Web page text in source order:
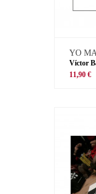
YO
Víctor
11,90 €